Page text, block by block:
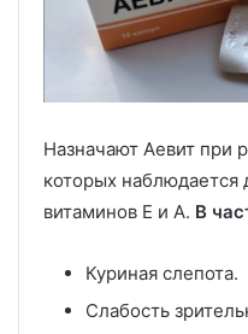
Назначают Аевит при
которых наблюдается
витаминов Е и А. В
Куриная слепота.
Слабость